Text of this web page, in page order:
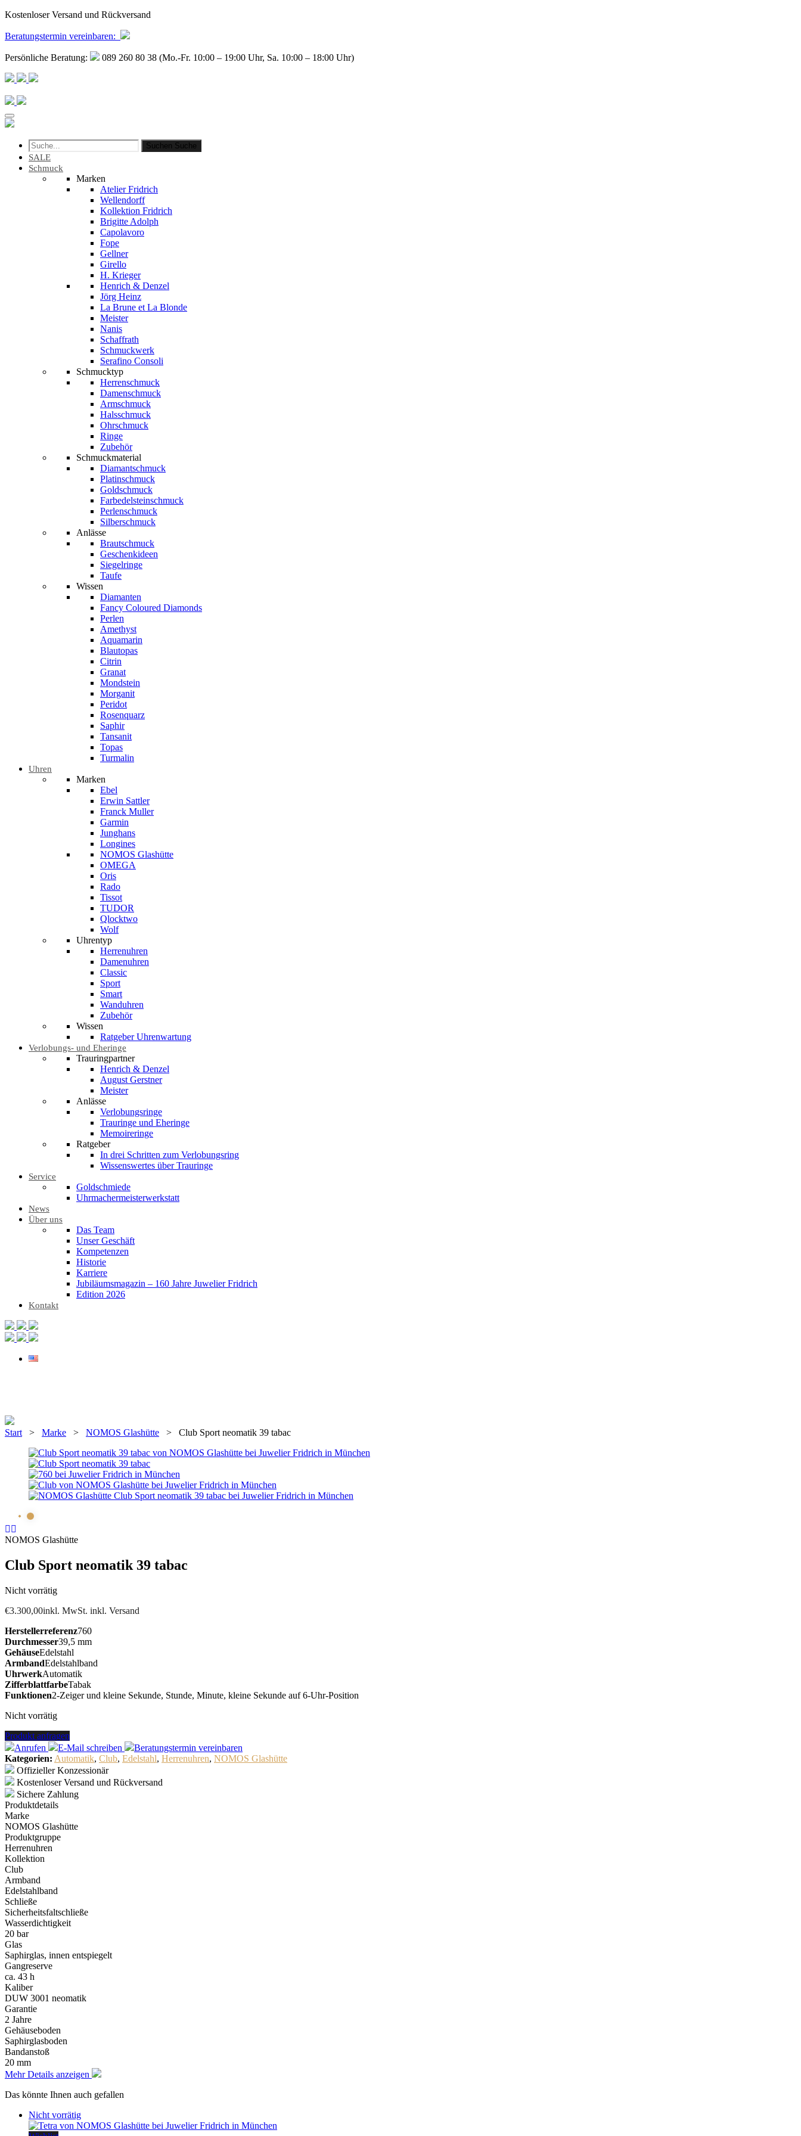
Kostenloser Versand und Rückversand
Beratungstermin vereinbaren:
Persönliche Beratung: 089 260 80 38 (Mo.-Fr. 10:00 – 19:00 Uhr, Sa. 10:00 – 18:00 Uhr)
Suchen Suche
SALE
Schmuck
Marken
Atelier Fridrich
Wellendorff
Kollektion Fridrich
Brigitte Adolph
Capolavoro
Fope
Gellner
Girello
H. Krieger
Henrich & Denzel
Jörg Heinz
La Brune et La Blonde
Meister
Nanis
Schaffrath
Schmuckwerk
Serafino Consoli
Schmucktyp
Herrenschmuck
Damenschmuck
Armschmuck
Halsschmuck
Ohrschmuck
Ringe
Zubehör
Schmuckmaterial
Diamantschmuck
Platinschmuck
Goldschmuck
Farbedelsteinschmuck
Perlenschmuck
Silberschmuck
Anlässe
Brautschmuck
Geschenkideen
Siegelringe
Taufe
Wissen
Diamanten
Fancy Coloured Diamonds
Perlen
Amethyst
Aquamarin
Blautopas
Citrin
Granat
Mondstein
Morganit
Peridot
Rosenquarz
Saphir
Tansanit
Topas
Turmalin
Uhren
Marken
Ebel
Erwin Sattler
Franck Muller
Garmin
Junghans
Longines
NOMOS Glashütte
OMEGA
Oris
Rado
Tissot
TUDOR
Qlocktwo
Wolf
Uhrentyp
Herrenuhren
Damenuhren
Classic
Sport
Smart
Wanduhren
Zubehör
Wissen
Ratgeber Uhrenwartung
Verlobungs- und Eheringe
Trauringpartner
Henrich & Denzel
August Gerstner
Meister
Anlässe
Verlobungsringe
Trauringe und Eheringe
Memoireringe
Ratgeber
In drei Schritten zum Verlobungsring
Wissenswertes über Trauringe
Service
Goldschmiede
Uhrmachermeisterwerkstatt
News
Über uns
Das Team
Unser Geschäft
Kompetenzen
Historie
Karriere
Jubiläumsmagazin – 160 Jahre Juwelier Fridrich
Edition 2026
Kontakt
Start > Marke > NOMOS Glashütte > Club Sport neomatik 39 tabac
NOMOS Glashütte
Club Sport neomatik 39 tabac
Nicht vorrätig
€3.300,00inkl. MwSt. inkl. Versand
Herstellerreferenz760
Durchmesser39,5 mm
GehäuseEdelstahl
ArmbandEdelstahlband
UhrwerkAutomatik
ZifferblattfarbeTabak
Funktionen2-Zeiger und kleine Sekunde, Stunde, Minute, kleine Sekunde auf 6-Uhr-Position
Nicht vorrätig
Produkt anfragen
Anrufen
E-Mail schreiben Beratungstermin vereinbaren
Kategorien: Automatik, Club, Edelstahl, Herrenuhren, NOMOS Glashütte
Offizieller Konzessionär
Kostenloser Versand und Rückversand
Sichere Zahlung
Produktdetails
Marke
NOMOS Glashütte
Produktgruppe
Herrenuhren
Kollektion
Club
Armband
Edelstahlband
Schließe
Sicherheitsfaltschließe
Wasserdichtigkeit
20 bar
Glas
Saphirglas, innen entspiegelt
Gangreserve
ca. 43 h
Kaliber
DUW 3001 neomatik
Garantie
2 Jahre
Gehäuseboden
Saphirglasboden
Bandanstoß
20 mm
Mehr Details anzeigen
Das könnte Ihnen auch gefallen
Nicht vorrätig